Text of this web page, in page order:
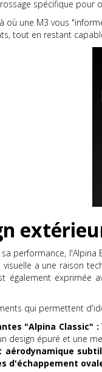
spécifique pour
où une M3 vous
tout en restant
sa performance,
a une raison
également exprimée
qui permettent
"Alpina Classic" :
design épuré et une
aérodynamique
d'échappement